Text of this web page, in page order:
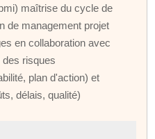
maîtrise du cycle de
de management projet
en collaboration avec
risques
plan d'action) et
délais, qualité)